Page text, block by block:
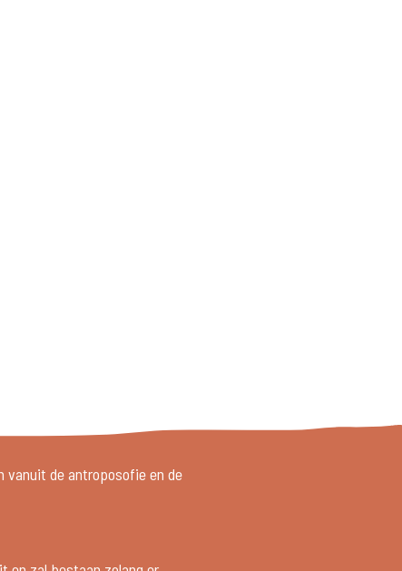
vanuit de antroposofie en de